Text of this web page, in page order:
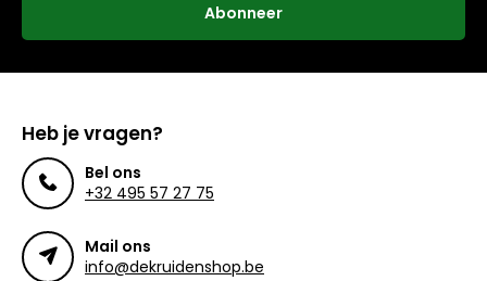
Abonneer
Heb je vragen?
Bel ons
+32 495 57 27 75
Mail ons
info@dekruidenshop.be